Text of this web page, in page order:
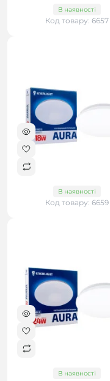
В наявності
Код товару: 6657
В наявності
Код товару: 6659
В наявності